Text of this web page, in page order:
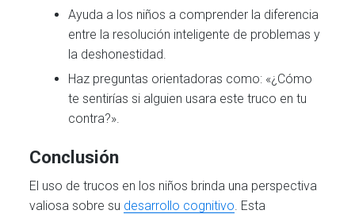
Ayuda a los niños a comprender la diferencia
entre la resolución inteligente de problemas y
la deshonestidad.
Haz preguntas orientadoras como: «¿Cómo
te sentirías si alguien usara este truco en tu
contra?».
Conclusión
El uso de trucos en los niños brinda una perspectiva
valiosa sobre su desarrollo cognitivo. Esta